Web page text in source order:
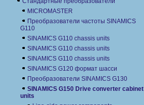
MICROMASTER
Преобразователи частоты SINAMICS
G110
SINAMICS G110 chassis units
SINAMICS G110 chassis units
SINAMICS G110 chassis units
SINAMICS G120 формат шасси
Преобразователи SINAMICS G130
SINAMICS G150 Drive converter cabinet
units